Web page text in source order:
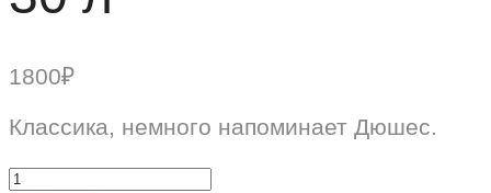
1800₽
Классика, немного напоминает Дюшес.